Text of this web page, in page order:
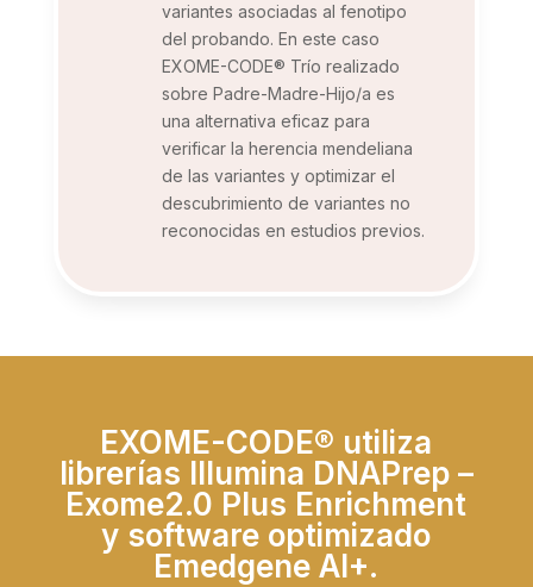
variantes asociadas al fenotipo
del probando. En este caso
EXOME-CODE® Trío realizado
sobre Padre-Madre-Hijo/a es
una alternativa eficaz para
verificar la herencia mendeliana
de las variantes y optimizar el
descubrimiento de variantes no
reconocidas en estudios previos.
EXOME-CODE® utiliza
librerías Illumina DNAPrep –
Exome2.0 Plus Enrichment
y software optimizado
Emedgene AI+.